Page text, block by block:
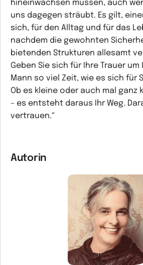
hineinwachsen müssen, auch
uns dagegen sträubt. Es gilt,
sich, für den Alltag und für das
nachdem die gewohnten
bietenden Strukturen allesamt
Geben Sie sich für Ihre Trauer
Mann so viel Zeit, wie es sich für
Ob es kleine oder auch mal ganz
– es entsteht daraus Ihr Weg.
vertrauen.“
Autorin